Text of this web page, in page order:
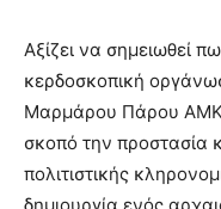
Αξίζει να σημειωθεί
κερδοσκοπική
Μαρμάρου Πάρου
σκοπό την προστασία
πολιτιστικής
δημιουργία ενός